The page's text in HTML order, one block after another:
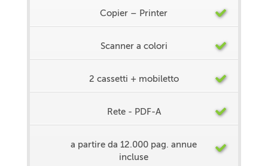
Copier – Printer
Scanner a colori
2 cassetti + mobiletto
Rete - PDF-A
a partire da 12.000 pag. annue
incluse